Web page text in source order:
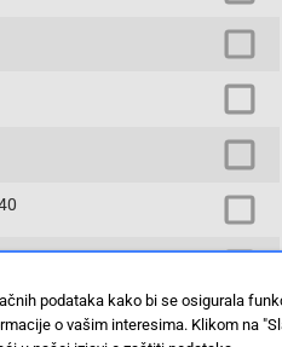
podataka kako bi se osigurala
o vašim interesima. Klikom na